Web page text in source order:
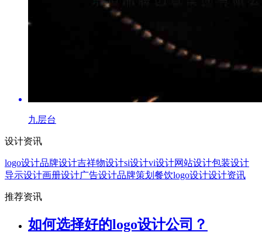
九层台
设计资讯
logo设计品牌设计吉祥物设计si设计vi设计网站设计包装设计
导示设计画册设计广告设计品牌策划 餐饮logo设计设计资讯
推荐资讯
如何选择好的logo设计公司？